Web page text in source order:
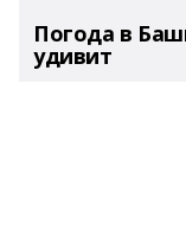
Погода в
удивит